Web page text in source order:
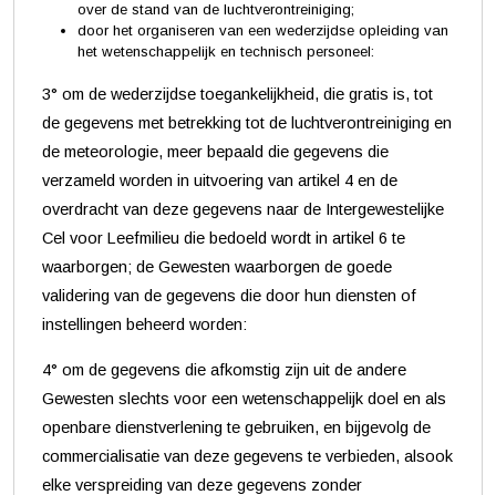
over de stand van de luchtverontreiniging;
door het organiseren van een wederzijdse opleiding van
het wetenschappelijk en technisch personeel:
3° om de wederzijdse toegankelijkheid, die gratis is, tot
de gegevens met betrekking tot de luchtverontreiniging en
de meteorologie, meer bepaald die gegevens die
verzameld worden in uitvoering van artikel 4 en de
overdracht van deze gegevens naar de Intergewestelijke
Cel voor Leefmilieu die bedoeld wordt in artikel 6 te
waarborgen; de Gewesten waarborgen de goede
validering van de gegevens die door hun diensten of
instellingen beheerd worden:
4° om de gegevens die afkomstig zijn uit de andere
Gewesten slechts voor een wetenschappelijk doel en als
openbare dienstverlening te gebruiken, en bijgevolg de
commercialisatie van deze gegevens te verbieden, alsook
elke verspreiding van deze gegevens zonder